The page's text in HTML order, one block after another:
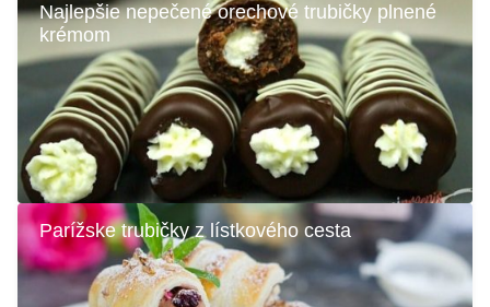
Najlepšie nepečené orechové trubičky plnené
krémom
Parížske trubičky z lístkového cesta